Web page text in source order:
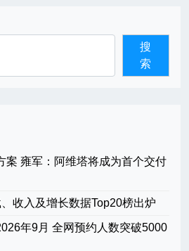
搜
索
案 雍军：阿维塔将成为首个交付
收入及增长数据Top20榜出炉
年9月 全网预约人数突破5000